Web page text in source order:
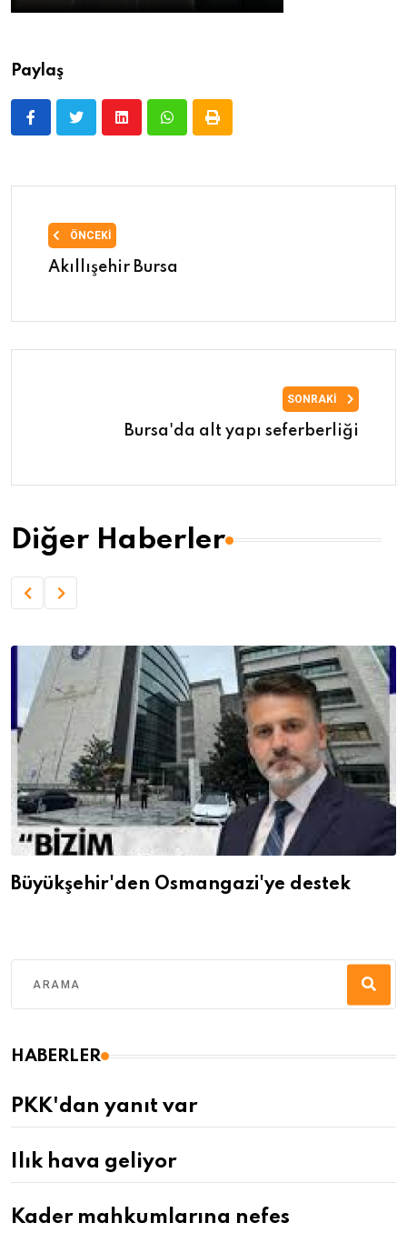
Paylaş
ÖNCEKI
Akıllışehir Bursa
SONRAKI
Bursa'da alt yapı seferberliği
Diğer Haberler
Büyükşehir'den Osmangazi'ye destek
HABERLER
PKK'dan yanıt var
Ilık hava geliyor
Kader mahkumlarına nefes